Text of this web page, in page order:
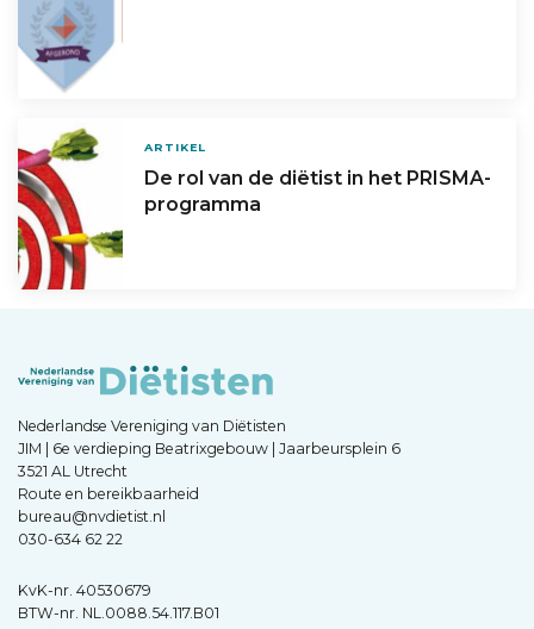
ARTIKEL
De rol van de diëtist in het PRISMA-
programma
Nederlandse Vereniging van Diëtisten
JIM | 6e verdieping Beatrixgebouw | Jaarbeursplein 6
3521 AL Utrecht
Route en bereikbaarheid
bureau@nvdietist.nl
030-634 62 22
KvK-nr. 40530679
BTW-nr. NL.0088.54.117.B01